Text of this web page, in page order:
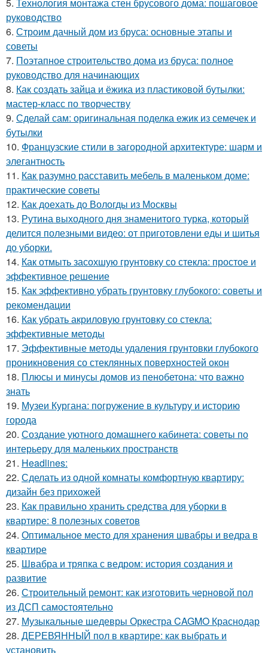
5. Технология монтажа стен брусового дома: пошаговое
руководство
6. Строим дачный дом из бруса: основные этапы и
советы
7. Поэтапное строительство дома из бруса: полное
руководство для начинающих
8. Как создать зайца и ёжика из пластиковой бутылки:
мастер-класс по творчеству
9. Сделай сам: оригинальная поделка ежик из семечек и
бутылки
10. Французские стили в загородной архитектуре: шарм и
элегантность
11. Как разумно расставить мебель в маленьком доме:
практические советы
12. Как доехать до Вологды из Москвы
13. Рутина выходного дня знаменитого турка, который
делится полезными видео: от приготовлени еды и шитья
до уборки.
14. Как отмыть засохшую грунтовку со стекла: простое и
эффективное решение
15. Как эффективно убрать грунтовку глубокого: советы и
рекомендации
16. Как убрать акриловую грунтовку со стекла:
эффективные методы
17. Эффективные методы удаления грунтовки глубокого
проникновения со стеклянных поверхностей окон
18. Плюсы и минусы домов из пенобетона: что важно
знать
19. Музеи Кургана: погружение в культуру и историю
города
20. Создание уютного домашнего кабинета: советы по
интерьеру для маленьких пространств
21. Headlines:
22. Сделать из одной комнаты комфортную квартиру:
дизайн без прихожей
23. Как правильно хранить средства для уборки в
квартире: 8 полезных советов
24. Оптимальное место для хранения швабры и ведра в
квартире
25. Швабра и тряпка с ведром: история создания и
развитие
26. Строительный ремонт: как изготовить черновой пол
из ДСП самостоятельно
27. Музыкальные шедевры Оркестра CAGMO Краснодар
28. ДЕРЕВЯННЫЙ пол в квартире: как выбрать и
установить